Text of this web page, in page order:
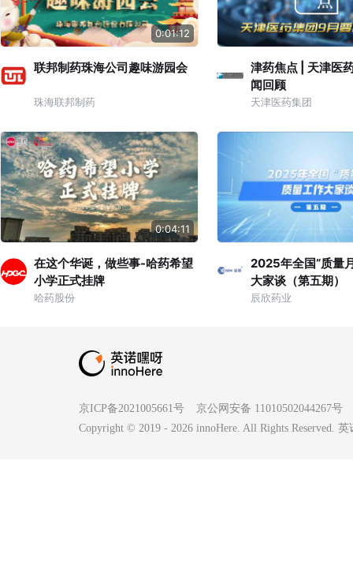
0:01:12
联邦制药珠海公司趣味游园会
珠海联邦制药
津药焦点 | 天津医
闻回顾
天津医药集团
0:04:11
在这个华诞，做些事-哈药希望
小学正式挂牌
哈药股份
2025年全国“质量
大家谈（第五期）
辰欣药业
京ICP备2021005661号
京公网安备 11010502044267号
Copyright © 2019 - 2026 innoHere. All Rights Reserved.